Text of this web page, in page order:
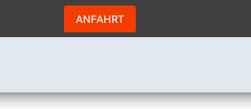
ANFAHRT